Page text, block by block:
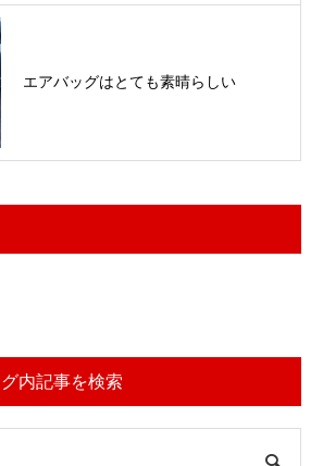
エアバッグはとても素晴らしい
内記事を検索